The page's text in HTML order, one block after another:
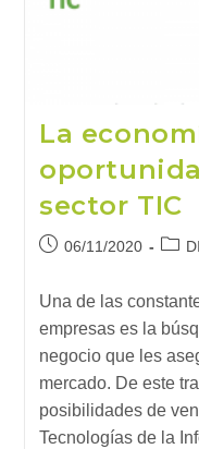
La
sector TIC
Publicación
la
entrada:
06/11/2020
Una de las
empresas es la
negocio que les
mercado. De este
posibilidades de
Tecnologías de la